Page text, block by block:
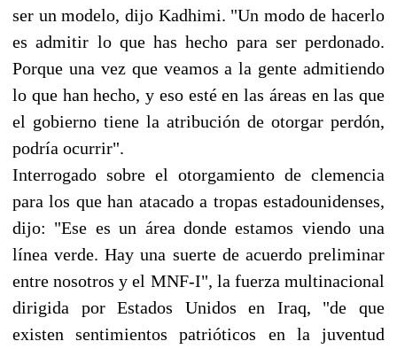
ser un modelo, dijo Kadhimi. "Un modo de hacerlo
es admitir lo que has hecho para ser perdonado.
Porque una vez que veamos a la gente admitiendo
lo que han hecho, y eso esté en las áreas en las que
el gobierno tiene la atribución de otorgar perdón,
podría ocurrir".
Interrogado sobre el otorgamiento de clemencia
para los que han atacado a tropas estadounidenses,
dijo: "Ese es un área donde estamos viendo una
línea verde. Hay una suerte de acuerdo preliminar
entre nosotros y el MNF-I", la fuerza multinacional
dirigida por Estados Unidos en Iraq, "de que
existen sentimientos patrióticos en la juventud